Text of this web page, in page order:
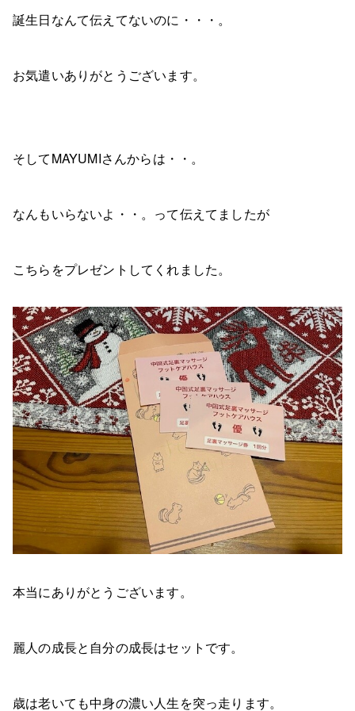
誕生日なんて伝えてないのに・・・。
お気遣いありがとうございます。
そしてMAYUMIさんからは・・。
なんもいらないよ・・。って伝えてましたが
こちらをプレゼントしてくれました。
本当にありがとうございます。
麗人の成長と自分の成長はセットです。
歳は老いても中身の濃い人生を突っ走ります。